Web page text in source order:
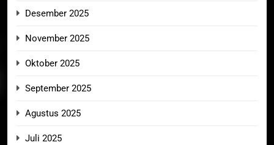
Desember 2025
November 2025
Oktober 2025
September 2025
Agustus 2025
Juli 2025